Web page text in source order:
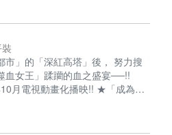
」的「深紅高塔」後， 努力搜
血女王」蹂躪的血之盛宴──!!
月電視動畫化播映!! ★「成為小